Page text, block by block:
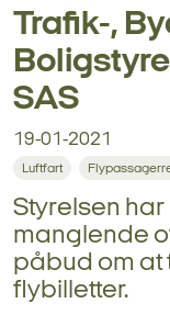
Trafik-,
SAS
19-01-2021
Luftfart
Styrelsen
manglende
påbud om
flybilletter.